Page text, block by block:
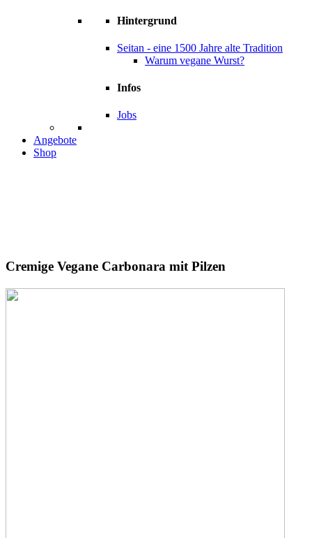
Hintergrund
Seitan - eine 1500 Jahre alte Tradition
Warum vegane Wurst?
Infos
Jobs
Angebote
Shop
Cremige Vegane Carbonara mit Pilzen